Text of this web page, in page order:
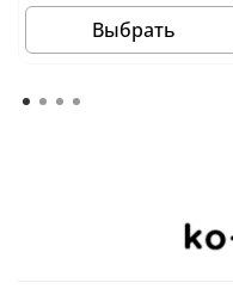
Выбрать